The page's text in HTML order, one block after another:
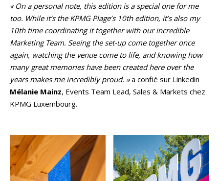
« On a personal note, this edition is a special one for me
too. While it’s the KPMG Plage’s 10th edition, it’s also my
10th time coordinating it together with our incredible
Marketing Team. Seeing the set-up come together once
again, watching the venue come to life, and knowing how
many great memories have been created here over the
years makes me incredibly proud. »a confié sur Linkedin
Mélanie Mainz, Events Team Lead, Sales & Markets chez
KPMG Luxembourg.